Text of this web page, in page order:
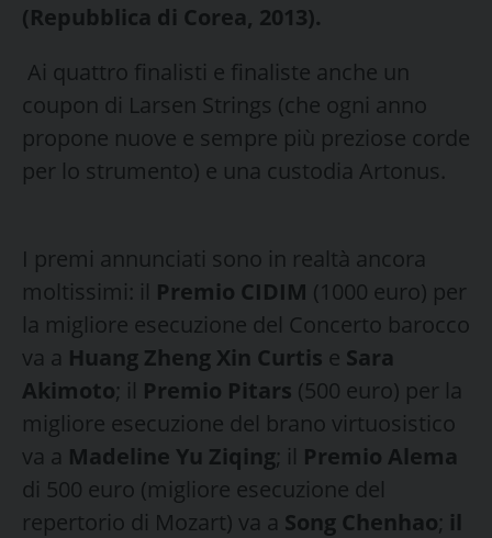
(Repubblica di Corea, 2013).
Ai quattro finalisti e finaliste anche un
coupon di Larsen Strings (che ogni anno
propone nuove e sempre più preziose corde
per lo strumento) e una custodia Artonus.
I premi annunciati sono in realtà ancora
moltissimi: il Premio CIDIM (1000 euro) per
la migliore esecuzione del Concerto barocco
va a Huang Zheng Xin Curtis e Sara
Akimoto; il Premio Pitars (500 euro) per la
migliore esecuzione del brano virtuosistico
va a Madeline Yu Ziqing; il Premio Alema
di 500 euro (migliore esecuzione del
repertorio di Mozart) va a Song Chenhao; il